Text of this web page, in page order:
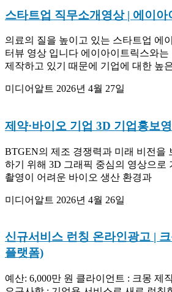
스타트업 직무소개영상 | 에이아
의료의 질을 높이고 있는 스타트업 에
터뷰 영상 입니다 에이아이트릭스와는
제작하고 있기 때문에 기업에 대한 높
미디어알트 2026년 4월 27일
제약·바이오 기업 3D 기업홍보
BTGEN의 제조 경쟁력과 미래 비전을
하기 위해 3D 그래픽 중심의 영상으로
촬영이 어려운 바이오 생산 환경과
미디어알트 2026년 4월 26일
신규서비스 런칭 온라인광고 |
플랫폼)
예산: 6,000만 원 클라이언트 : 크몽 제